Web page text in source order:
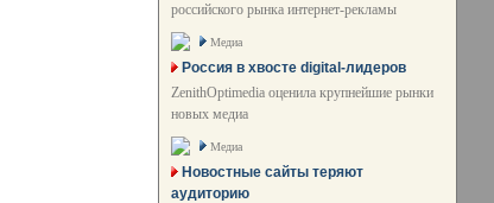
российского рынка интернет-рекламы
Медиа
Россия в хвосте digital-лидеров
ZenithOptimedia оценила крупнейшие рынки
новых медиа
Медиа
Новостные сайты теряют
аудиторию